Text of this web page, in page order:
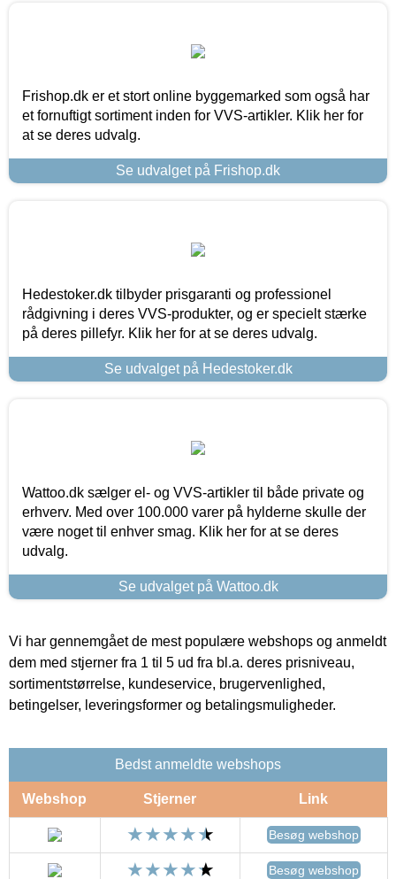
Frishop.dk er et stort online byggemarked som også har
et fornuftigt sortiment inden for VVS-artikler. Klik her for
at se deres udvalg.
Se udvalget på Frishop.dk
Hedestoker.dk tilbyder prisgaranti og professionel
rådgivning i deres VVS-produkter, og er specielt stærke
på deres pillefyr. Klik her for at se deres udvalg.
Se udvalget på Hedestoker.dk
Wattoo.dk sælger el- og VVS-artikler til både private og
erhverv. Med over 100.000 varer på hylderne skulle der
være noget til enhver smag. Klik her for at se deres
udvalg.
Se udvalget på Wattoo.dk
Vi har gennemgået de mest populære webshops og anmeldt
dem med stjerner fra 1 til 5 ud fra bl.a. deres prisniveau,
sortimentstørrelse, kundeservice, brugervenlighed,
betingelser, leveringsformer og betalingsmuligheder.
Bedst anmeldte webshops
Webshop Stjerner Link
Besøg webshop
Besøg webshop